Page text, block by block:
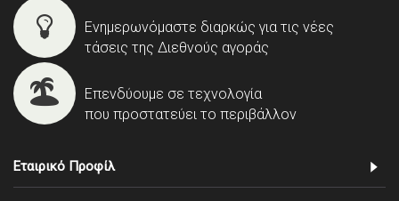
Ενημερωνόμαστε διαρκώς για τις νέες
τάσεις της Διεθνούς αγοράς
Επενδύουμε σε τεχνολογία
που προστατεύει το περιβάλλον
Εταιρικό Προφίλ